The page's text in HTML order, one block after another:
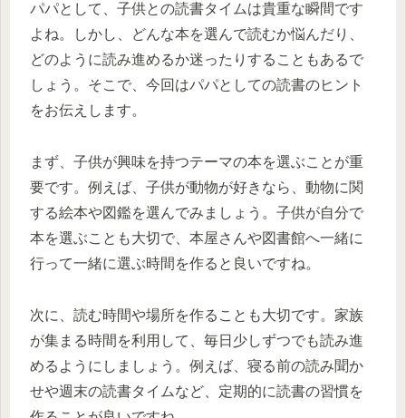
パパとして、子供との読書タイムは貴重な瞬間です
よね。しかし、どんな本を選んで読むか悩んだり、
どのように読み進めるか迷ったりすることもあるで
しょう。そこで、今回はパパとしての読書のヒント
をお伝えします。
まず、子供が興味を持つテーマの本を選ぶことが重
要です。例えば、子供が動物が好きなら、動物に関
する絵本や図鑑を選んでみましょう。子供が自分で
本を選ぶことも大切で、本屋さんや図書館へ一緒に
行って一緒に選ぶ時間を作ると良いですね。
次に、読む時間や場所を作ることも大切です。家族
が集まる時間を利用して、毎日少しずつでも読み進
めるようにしましょう。例えば、寝る前の読み聞か
せや週末の読書タイムなど、定期的に読書の習慣を